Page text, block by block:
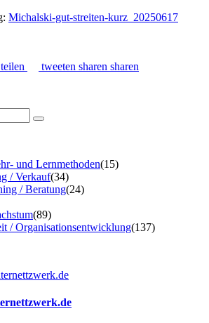
Michalski-gut-streiten-kurz_20250617
teilen tweeten sharen sharen
und Lernmethoden(15)
/ Verkauf(34)
/ Beratung(24)
(89)
/ Organisationsentwicklung(137)